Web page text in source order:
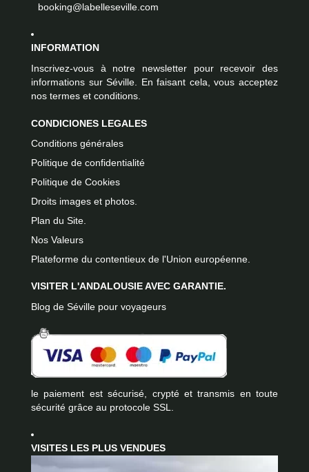
booking@labelleseville.com
INFORMATION
Inscrivez-vous à notre newsletter pour recevoir des
informations sur Séville. En faisant cela, vous acceptez
nos termes et conditions.
CONDICIONES LEGALES
Conditions générales
Politique de confidentialité
Politique de Cookies
Droits images et photos.
Plan du Site.
Nos Valeurs
Plateforme du contentieux de l'Union européenne.
VISITER L'ANDALOUSIE AVEC GARANTIE.
Blog de Séville pour voyageurs
le paiement est sécurisé, crypté et transmis en toute
sécurité grâce au protocole SSL.
VISITES LES PLUS VENDUES